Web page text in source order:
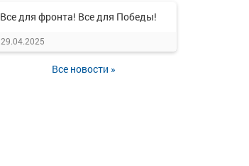
Все для фронта! Все для Победы!
29.04.2025
Все новости »